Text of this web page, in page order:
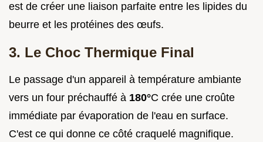
est de créer une liaison parfaite entre les lipides du
beurre et les protéines des œufs.
3. Le Choc Thermique Final
Le passage d'un appareil à température ambiante
vers un four préchauffé à 180°C crée une croûte
immédiate par évaporation de l'eau en surface.
C'est ce qui donne ce côté craquelé magnifique.